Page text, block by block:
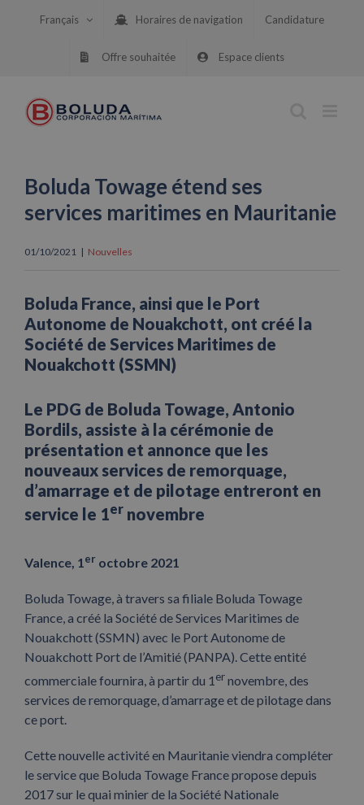
Français Horaires de navigation Candidature
Offre souhaitée Espace clients
Boluda Towage étend ses
services maritimes en Mauritanie
01/10/2021 | Nouvelles
Boluda France, ainsi que le Port
Autonome de Nouakchott, ont créé la
Société de Services Maritimes de
Nouakchott (SSMN)
Le PDG de Boluda Towage, Antonio
Bordils, assiste à la cérémonie de
présentation et annonce que les
nouveaux services de remorquage,
d’amarrage et de pilotage entreront en
service le 1er novembre
Valence, 1er octobre 2021
Boluda Towage, à travers sa filiale Boluda Towage
France, a créé la Société de Services Maritimes de
Nouakchott (SSMN) avec le Port Autonome de
Nouakchott Port de l’Amitié (PANPA). Cette entité
commerciale fournira, à partir du 1 ernovembre, des
services de remorquage, d’amarrage et de pilotage dans
ce port.
Cette nouvelle activité en Mauritanie viendra compléter
le service que Boluda Towage France propose depuis
2017 sur le quai minier de la Société Nationale